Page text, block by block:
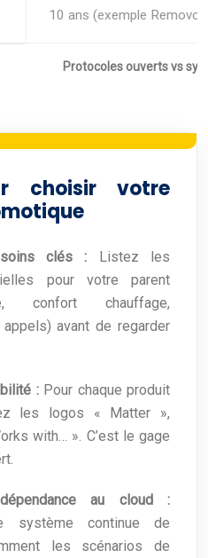
Protocoles ouverts vs
10 ans (exemple Removo)
choisir votre
clés : Listez les
pour votre parent
confort chauffage,
avant de regarder
:Pour chaque produit
les logos « Matter »,
with… ». C’est le gage
au cloud :
système continue de
les scénarios de